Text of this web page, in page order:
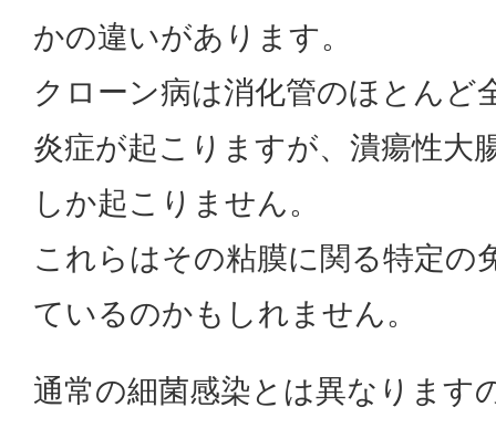
かの違いがあります。
クローン病は消化管のほとんど
炎症が起こりますが、潰瘍性大
しか起こりません。
これらはその粘膜に関る特定の
ているのかもしれません。
通常の細菌感染とは異なります